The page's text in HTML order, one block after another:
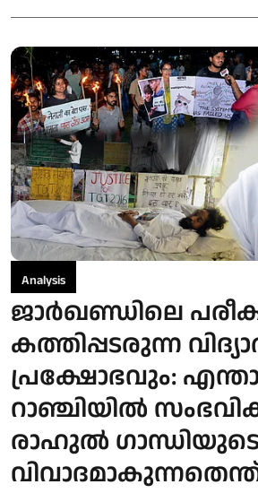
Analysis
ജാർഖണ്ഡിലെ
കത്തിപ്പടരുന്ന
പ്രക്ഷോഭവും:
റാഞ്ചിയിൽ
രാഹുൽ